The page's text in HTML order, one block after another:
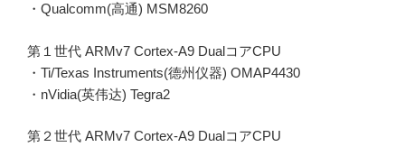
・Qualcomm(高通) MSM8260
第１世代 ARMv7 Cortex-A9 DualコアCPU
・Ti/Texas Instruments(德州仪器) OMAP4430
・nVidia(英伟达) Tegra2
第２世代 ARMv7 Cortex-A9 DualコアCPU